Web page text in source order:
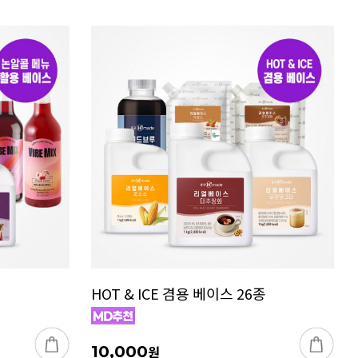
HOT & ICE 겸용 베이스 26종
10,000원